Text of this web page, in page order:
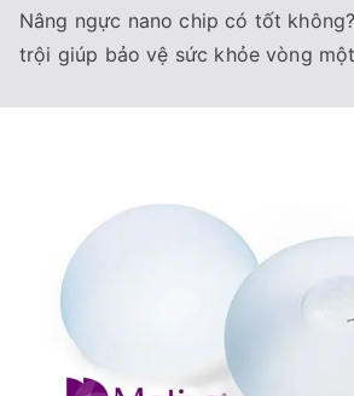
Nâng ngực nano chip có tốt
trội giúp bảo vệ sức khỏe vòng một